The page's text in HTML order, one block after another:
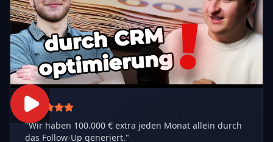
"Wir haben 100.000 € extra jeden Monat allein durch
das Follow-Up generiert."